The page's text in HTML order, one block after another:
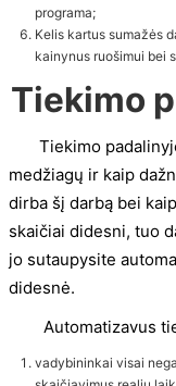
programa;
Kelis kartus sumažės
kainynus ruošimui bei
Tiekimo
Tiekimo padalinyje
medžiagų ir kaip
dirba šį darbą bei
skaičiai didesni, tuo
jo sutaupysite
didesnė.
Automatizavus
vadybininkai visai